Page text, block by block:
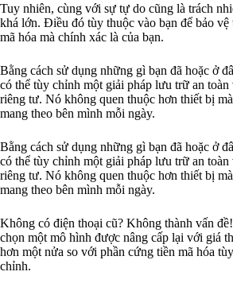
Tuy nhiên, cùng với sự tự do cũng là trách
khá lớn. Điều đó tùy thuộc vào bạn để bảo vệ
mã hóa mà chính xác là của bạn.
Bằng cách sử dụng những gì bạn đã hoặc ở
có thể tùy chỉnh một giải pháp lưu trữ an toàn
riêng tư. Nó không quen thuộc hơn thiết bị
mang theo bên mình mỗi ngày.
Bằng cách sử dụng những gì bạn đã hoặc ở
có thể tùy chỉnh một giải pháp lưu trữ an toàn
riêng tư. Nó không quen thuộc hơn thiết bị
mang theo bên mình mỗi ngày.
Không có điện thoại cũ? Không thành vấn
chọn một mô hình được nâng cấp lại với giá
hơn một nửa so với phần cứng tiền mã hóa tùy
chỉnh.